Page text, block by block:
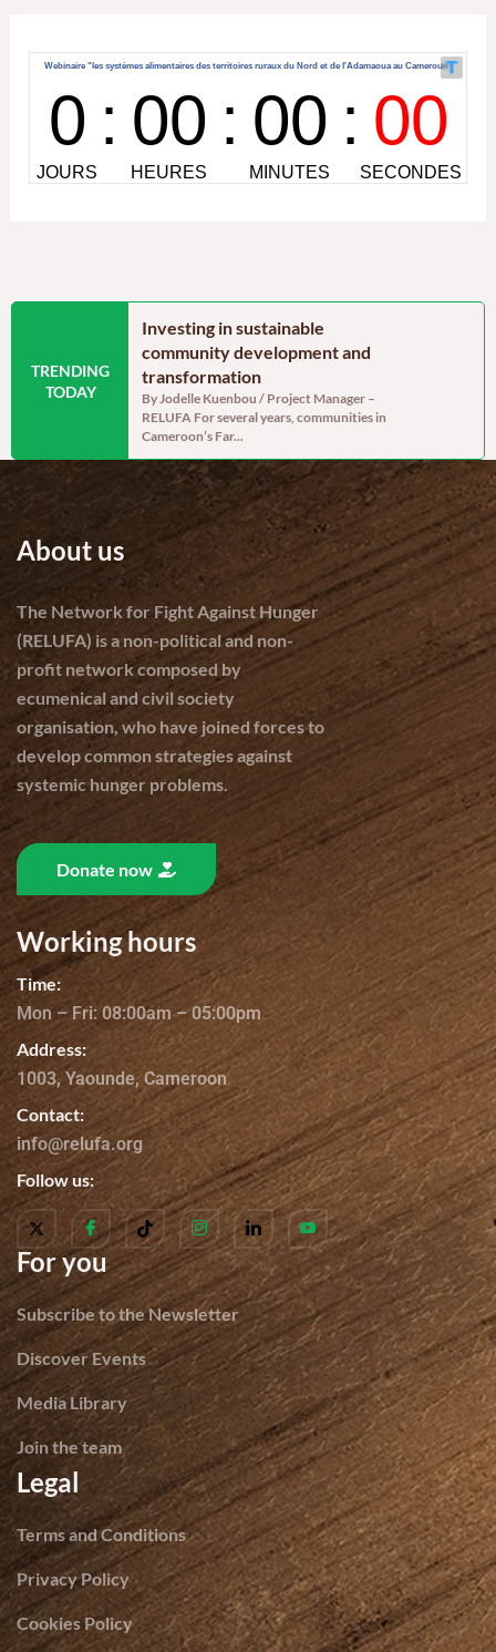
TRENDING
TODAY
but
remain
Investing in sustainable
community development and
transformation
By Jodelle Kuenbou / Project Manager –
RELUFA For several years, communities in
Cameroon’s Far...
About us
The Network for Fight Against Hunger
(RELUFA) is a non-political and non-
profit network composed by
ecumenical and civil society
organisation, who have joined forces to
develop common strategies against
systemic hunger problems.
Donate now
Working hours
Time:
Mon – Fri: 08:00am – 05:00pm
Address:
1003, Yaounde, Cameroon
Contact:
info@relufa.org
Follow us:
For you
Subscribe to the Newsletter
Discover Events
Media Library
Join the team
Legal
Terms and Conditions
Privacy Policy
Cookies Policy